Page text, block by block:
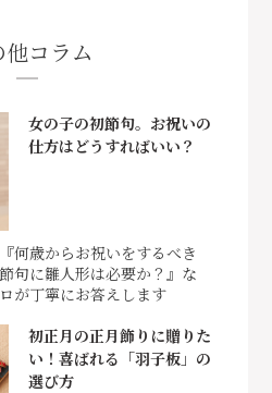
他コラム
女の子の初節句。お祝いの
仕方はどうすればいい？
何歳からお祝いをするべき
句に雛人形は必要か？』な
が丁寧にお答えします
初正月の正月飾りに贈りた
い！喜ばれる「羽子板」の
選び方